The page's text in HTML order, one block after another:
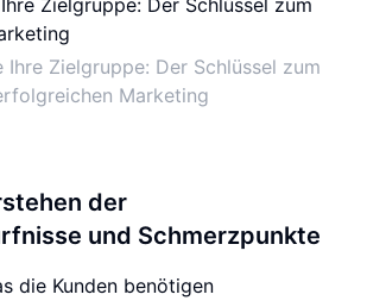
Ihre Zielgruppe: Der Schlüssel zum
Marketing
der
und Schmerzpunkte
die Kunden benötigen